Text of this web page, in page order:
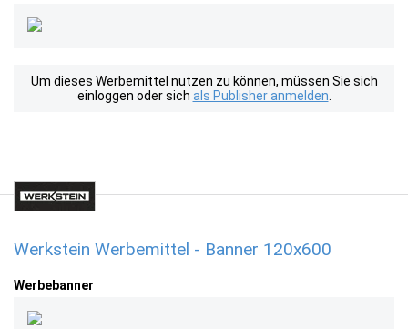
Um dieses Werbemittel nutzen zu können, müssen Sie sich
einloggen oder sich als Publisher anmelden
Werkstein Werbemittel - Banner 120x600
Werbebanner